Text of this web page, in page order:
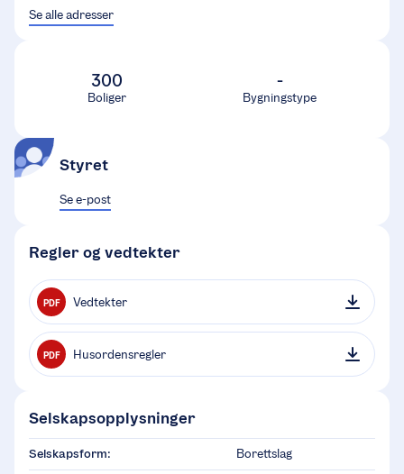
Se alle adresser
300
Boliger
-
Bygningstype
Styret
Se e-post
Regler og vedtekter
PDF Vedtekter
PDF Husordensregler
Selskapsopplysninger
Selskapsform: Borettslag